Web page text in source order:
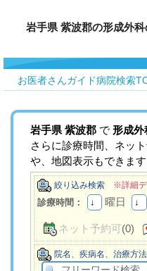
岩手県 紫波郡の形成外
お医者さんガイド病院検索
岩手県 紫波郡 で 形成外
さらに診療時間、ネッ
や、地図表示もできま
絞り込み検索 ※詳細デ
診療時間： 曜日
ネット予約可(0)
院名、疾病名、治療方